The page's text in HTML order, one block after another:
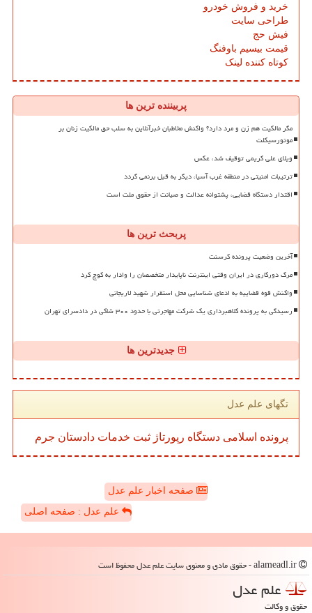
خرید و فروش خودرو
طراحی سایت
فیش حج
قیمت بیسیم باوفنگ
کوتاه کننده لینک
پربیننده ترین ها
مگر مالکیت هم زن و مرد دارد؟ واکنش مخاطبان خبرآنلاین به سلب حق مالکیت زنان بر
موتورسیکلت
ویلای علی کریمی توقیف شد، عکس
ترتیبات امنیتی در منطقه غرب آسیا، دیگر به قبل برنمی گردد
اقتدار دستگاه قضایی، پشتوانه عدالت و صیانت از حقوق ملت است
پربحث ترین ها
آخرین وضعیت پرونده کرسنت
مرگ دورکاری در ایران وقتی اینترنت ناپایدار متخصصان را وادار به کوچ کرد
واکنش قوه قضاییه به ادعای شناسایی محل استقرار شهید لاریجانی
رسیدگی به پرونده کلاهبرداری یک شرکت مهاجرتی با حدود ۳۰۰ شاکی در دادسرای تهران
جدیدترین ها
تگهای علم عدل
پرونده اسلامی دستگاه رپورتاژ ثبت خدمات دادستان جرم
صفحه اخبار علم عدل
علم عدل : صفحه اصلی
علم عدل
حقوق و وکالت